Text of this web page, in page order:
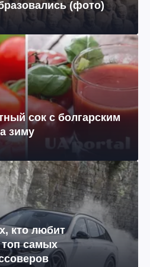
(фото)
сок с болгарским
зиму
кто любит
топ самых